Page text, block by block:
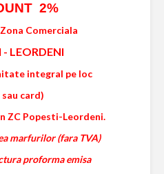
2%
Comerciala
- LEORDENI
integral pe loc
sau card)
ZC Popesti-Leordeni.
marfurilor (fara TVA)
proforma emisa